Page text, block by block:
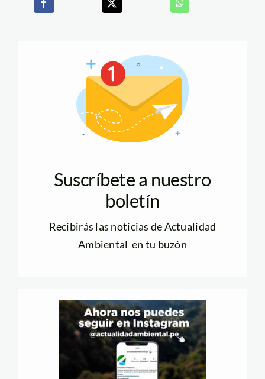
Suscríbete a nuestro
boletín
Recibirás las noticias de Actualidad
Ambiental en tu buzón